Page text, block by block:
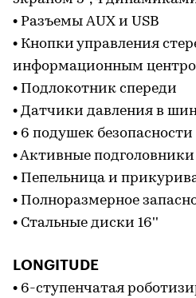
• Разъемы AUX и USB
• Кнопки управления
информационным
• Подлокотник спереди
• Датчики давления в
• 6 подушек безопасности
• Активные
• Пепельница и
• Полноразмерное
• Стальные диски 16''
LONGITUDE
• 6-ступенчатая